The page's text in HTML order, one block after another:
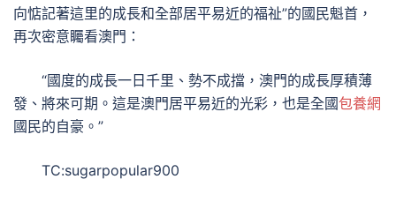
向惦記著這里的成長和全部居平易近的福祉”的國民魁首，
再次密意矚看澳門：
“國度的成長一日千里、勢不成擋，澳門的成長厚積薄
發、將來可期。這是澳門居平易近的光彩，也是全國包養網
國民的自豪。”
TC:sugarpopular900